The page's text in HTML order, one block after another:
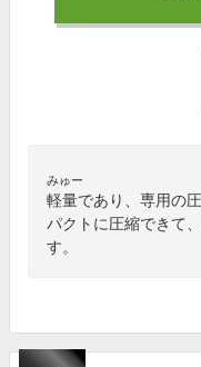
みゅー
軽量であり、専用の
パクトに圧縮できて
す。